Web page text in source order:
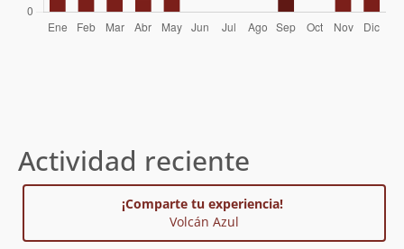
20/09/08 Juan Francisco Bustos
Actividad reciente
¡Comparte tu experiencia!
Volcán Azul